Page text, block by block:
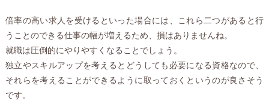
倍率の高い求人を受けるといった場合には、これら二つがあると行
うことのできる仕事の幅が増えるため、損はありませんね。
就職は圧倒的にやりやすくなることでしょう。
独立やスキルアップを考えるとどうしても必要になる資格なので、
それらを考えることができるように取っておくというのが良さそう
です。